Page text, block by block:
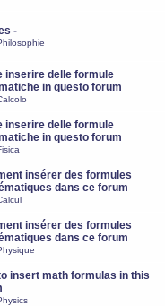
-
inserire delle formule
in questo forum
inserire delle formule
in questo forum
insérer des formules
dans ce forum
insérer des formules
dans ce forum
insert math formulas in this